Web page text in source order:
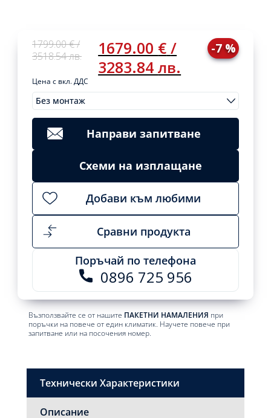
1799.00€/
3518.54лв.
Original
price
1799,00 €.
1679.00 € /
3283.84лв.
Current
price
1679,00 €.
-7 %
Цена с вкл. ДДС
Без монтаж
МонтажиClear
1799.00
€/
3518.54
Original
price
was:
1799,00 €.
1679.00
€/
3283.84
Current
price
1679,00 €.
Направи запитване
Схеми на изплащане
Добави към любими
Сравни продукта
Поръчай по телефона
0896 725 956
Възползвайте се от нашите ПАКЕТНИ НАМАЛЕНИЯ при
поръчки на повече от един климатик. Научете повече при
запитване или на посочения номер.
Технически Характеристики
Описание